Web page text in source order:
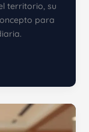
territorio, su
para